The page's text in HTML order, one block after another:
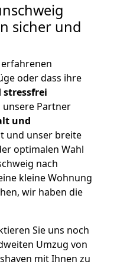
sicher und
oder dass ihre
stressfrei
Partner
und
und unser breite
optimalen Wahl
nach
kleine Wohnung
wir haben die
Sie uns noch
Umzug von
mit Ihnen zu